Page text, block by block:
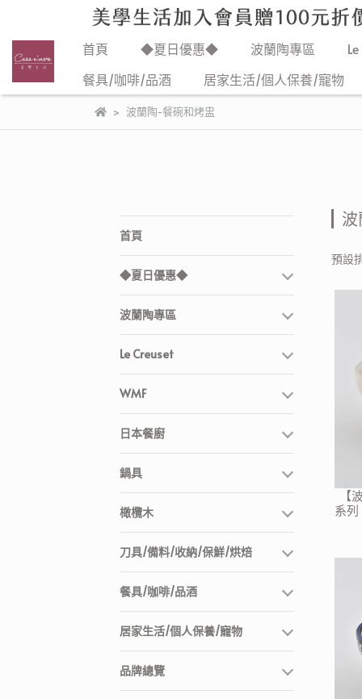
首頁 ◆夏日優惠◆ 波蘭陶專區
餐具/咖啡/品酒
居家生活/個人保養/寵物
波蘭陶-餐碗和烤盅
首頁
◆夏日優惠◆
波蘭陶專區
Le Creuset
WMF
日本餐廚
鍋具
橄欖木
刀具/備料/收納/保鮮/烘焙
餐具/咖啡/品酒
居家生活/個人保養/寵物
品牌總覽
預設
系